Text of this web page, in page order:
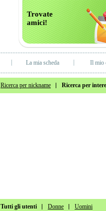
Trovate
amici!
La mia scheda Il mio
Ricerca per nickname Ricerca per
Tutti gli utenti Donne Uomini